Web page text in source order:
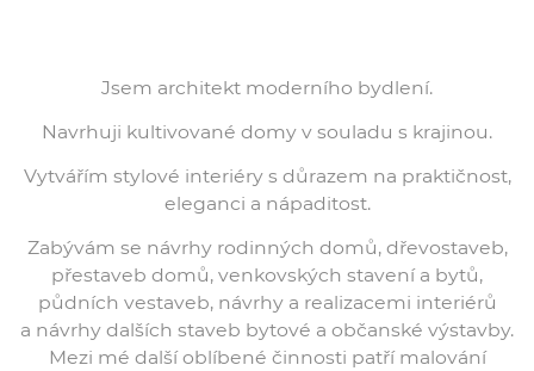
Jsem architekt moderního bydlení.
Navrhuji kultivované domy v souladu s krajinou.
Vytvářím stylové interiéry s důrazem na praktičnost,
eleganci a nápaditost.
Zabývám se návrhy rodinných domů, dřevostaveb,
přestaveb domů, venkovských stavení a bytů,
půdních vestaveb, návrhy a realizacemi interiérů
a návrhy dalších staveb bytové a občanské výstavby.
Mezi mé další oblíbené činnosti patří malování